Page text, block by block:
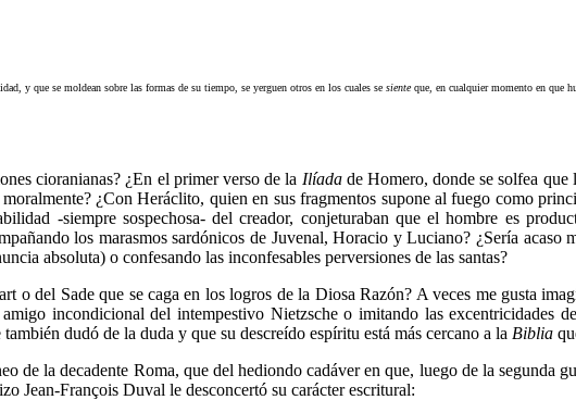
y que se moldean sobre las formas de su tiempo, se yerguen otros en los cuales se sienteque, en cualquier momento en que
cioranianas? ¿En el primer verso de la Ilíadade Homero, donde se solfea que
¿Con Heráclito, quien en sus fragmentos supone al fuego como
-siempre sospechosa- del creador, conjeturaban que el hombre es
los marasmos sardónicos de Juvenal, Horacio y Luciano? ¿Sería acaso
absoluta) o confesando las inconfesables perversiones de las santas?
o del Sade que se caga en los logros de la Diosa Razón? A veces me gusta
incondicional del intempestivo Nietzsche o imitando las excentricidades
dudó de la duda y que su descreído espíritu está más cercano a la Biblia
de la decadente Roma, que del hediondo cadáver en que, luego de la segunda
Jean-François Duval le desconcertó su carácter escritural: